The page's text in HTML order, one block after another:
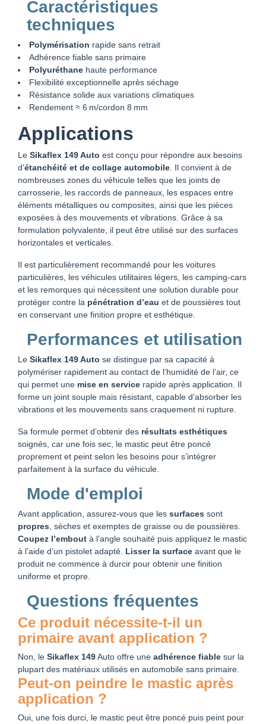
Caractéristiques
techniques
Polymérisation rapide sans retrait
Adhérence fiable sans primaire
Polyuréthane haute performance
Flexibilité exceptionnelle après séchage
Résistance solide aux variations climatiques
Rendement ≈ 6 m/cordon 8 mm
Applications
Le Sikaflex 149 Auto est conçu pour répondre aux besoins
d’étanchéité et de collage automobile . Il convient à de
nombreuses zones du véhicule telles que les joints de
carrosserie, les raccords de panneaux, les espaces entre
éléments métalliques ou composites, ainsi que les pièces
exposées à des mouvements et vibrations. Grâce à sa
formulation polyvalente, il peut être utilisé sur des surfaces
horizontales et verticales.
Il est particulièrement recommandé pour les voitures
particulières, les véhicules utilitaires légers, les camping‑cars
et les remorques qui nécessitent une solution durable pour
protéger contre la pénétration d’eau et de poussières tout
en conservant une finition propre et esthétique.
Performances et utilisation
Le Sikaflex 149 Auto se distingue par sa capacité à
polymériser rapidement au contact de l’humidité de l’air, ce
qui permet une mise en service rapide après application. Il
forme un joint souple mais résistant, capable d’absorber les
vibrations et les mouvements sans craquement ni rupture.
Sa formule permet d’obtenir des résultats esthétiques
soignés, car une fois sec, le mastic peut être poncé
proprement et peint selon les besoins pour s’intégrer
parfaitement à la surface du véhicule.
Mode d'emploi
Avant application, assurez‑vous que les surfaces sont
propres , sèches et exemptes de graisse ou de poussières.
Coupez l’embout à l’angle souhaité puis appliquez le mastic
à l’aide d’un pistolet adapté. Lisser la surface avant que le
produit ne commence à durcir pour obtenir une finition
uniforme et propre.
Questions fréquentes
Ce produit nécessite‑t‑il un
primaire avant application ?
Non, le Sikaflex 149Auto offre une adhérence fiable sur la
plupart des matériaux utilisés en automobile sans primaire.
Peut‑on peindre le mastic après
application ?
Oui, une fois durci, le mastic peut être poncé puis peint pour